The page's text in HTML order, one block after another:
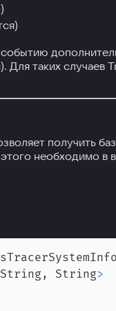
таких случаев
получить
необходимо в
String , String>